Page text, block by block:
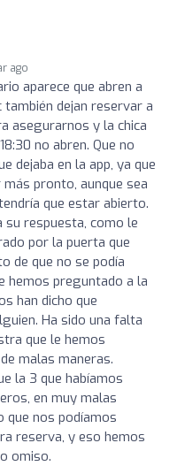
ago
aparece que abren a
también dejan reservar a
asegurarnos y la chica
no abren. Que no
dejaba en la app, ya que
pronto, aunque sea
que estar abierto.
su respuesta, como le
por la puerta que
de que no se podía
hemos preguntado a la
han dicho que
Ha sido una falta
que le hemos
malas maneras.
la 3 que habíamos
en muy malas
que nos podíamos
reserva, y eso hemos
omiso.